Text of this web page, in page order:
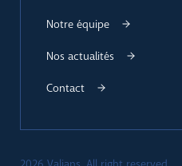
Notre équipe
Nos actualités
Contact